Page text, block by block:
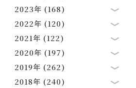
2023年 (168)
2022年 (120)
2021年 (122)
2020年 (197)
2019年 (262)
2018年 (240)